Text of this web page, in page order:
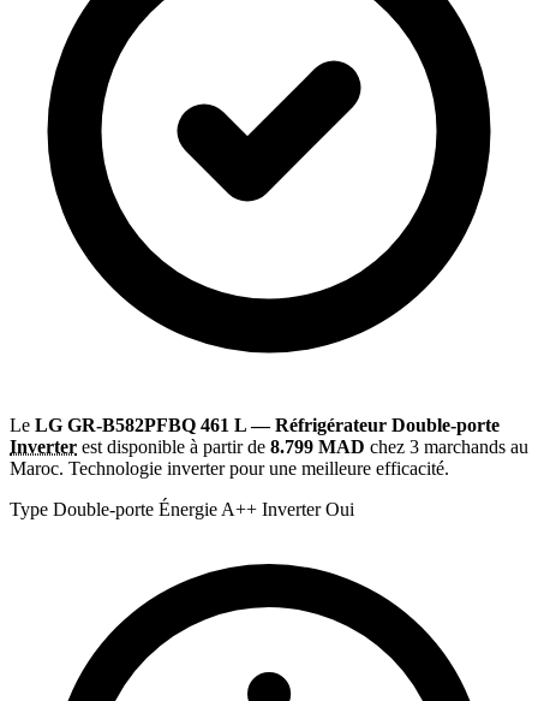
Le LG GR-B582PFBQ 461 L — Réfrigérateur Double-porte
Inverter est disponible à partir de 8.799 MAD chez 3 marchands au
Maroc. Technologie inverter pour une meilleure efficacité.
Type Double-porte Énergie A++ Inverter Oui